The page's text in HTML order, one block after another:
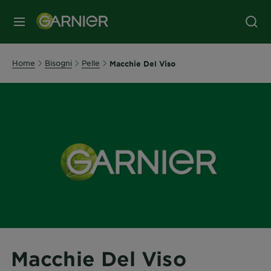
MENU
Home Bisogni Pelle Macchie Del Viso
Macchie Del Viso